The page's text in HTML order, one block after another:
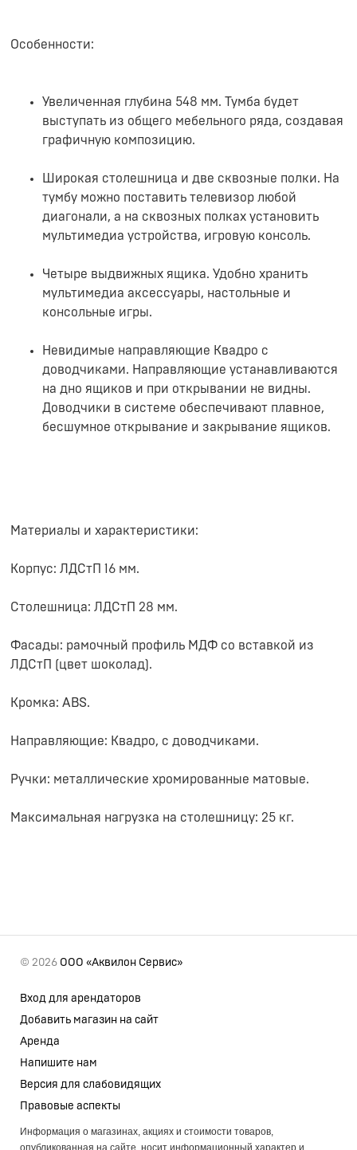
Особенности:
Увеличенная глубина 548 мм. Тумба будет
выступать из общего мебельного ряда, создавая
графичную композицию.
Широкая столешница и две сквозные полки. На
тумбу можно поставить телевизор любой
диагонали, а на сквозных полках установить
мультимедиа устройства, игровую консоль.
Четыре выдвижных ящика. Удобно хранить
мультимедиа аксессуары, настольные и
консольные игры.
Невидимые направляющие Квадро с
доводчиками. Направляющие устанавливаются
на дно ящиков и при открывании не видны.
Доводчики в системе обеспечивают плавное,
бесшумное открывание и закрывание ящиков.
Материалы и характеристики:
Корпус: ЛДСтП 16 мм.
Столешница: ЛДСтП 28 мм.
Фасады: рамочный профиль МДФ со вставкой из
ЛДСтП (цвет шоколад).
Кромка: ABS.
Направляющие: Квадро, с доводчиками.
Ручки: металлические хромированные матовые.
Максимальная нагрузка на столешницу: 25 кг.
© 2026 ООО «Аквилон Сервис»
Вход для арендаторов
Добавить магазин на сайт
Аренда
Напишите нам
Версия для слабовидящих
Правовые аспекты
Информация о магазинах, акциях и стоимости товаров,
опубликованная на сайте, носит информационный характер и